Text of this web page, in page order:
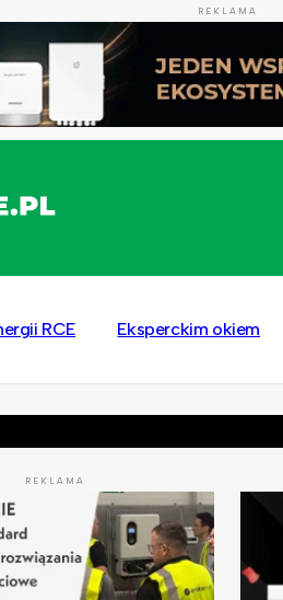
REKLAMA
RCE Eksperckim okiem
REKLAMA